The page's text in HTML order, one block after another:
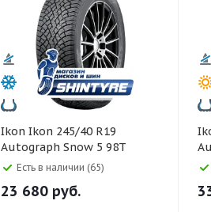
Ikon Ikon 245/40 R19
Autograph Snow 5 98T
Есть в наличии (65)
23 680 руб.
Ikon Ikon